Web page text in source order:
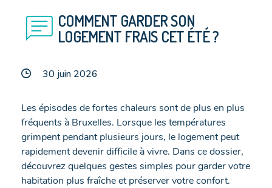
chat COMMENT GARDER SON
LOGEMENT FRAIS CET ÉTÉ ?
30 juin 2026
Les épisodes de fortes chaleurs sont de plus en plus
fréquents à Bruxelles. Lorsque les températures
grimpent pendant plusieurs jours, le logement peut
rapidement devenir difficile à vivre. Dans ce dossier,
découvrez quelques gestes simples pour garder votre
habitation plus fraîche et préserver votre confort.